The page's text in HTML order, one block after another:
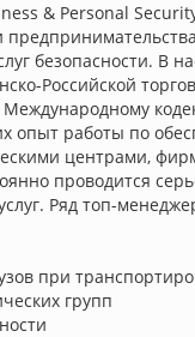
& Personal
безопасности. В
Российской
опыт работы по
центрами,
проводится
Ряд топ-
при
групп